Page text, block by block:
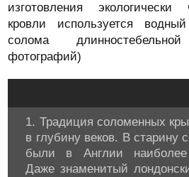
изготовления
кровли используется
солома
фотографий)
1. Традиция соломенных
в глубину веков. В старину
были в Англии наиболее
Даже знаменитый